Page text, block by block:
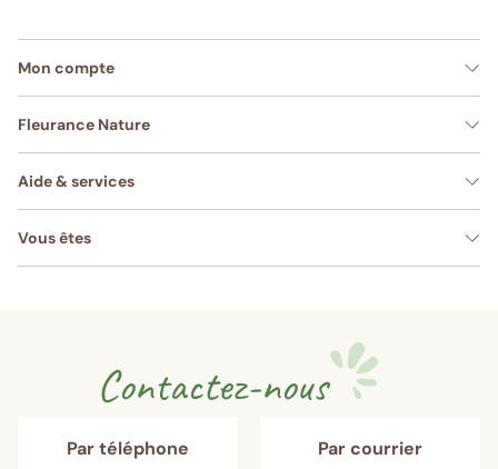
Mon compte
Fleurance Nature
Aide & services
Vous êtes
Contactez-nous
Par téléphone
Par courrier